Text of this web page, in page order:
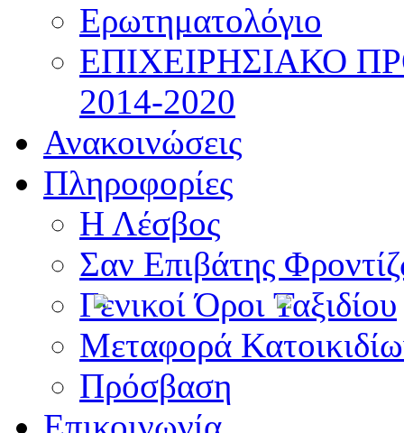
Ερωτηματολόγιο
ΕΠΙΧΕΙΡΗΣΙΑΚΟ
2014-2020
Ανακοινώσεις
Πληροφορίες
Η Λέσβος
Σαν Επιβάτης
Γενικοί Όροι Ταξιδίου
Μεταφορά
Πρόσβαση